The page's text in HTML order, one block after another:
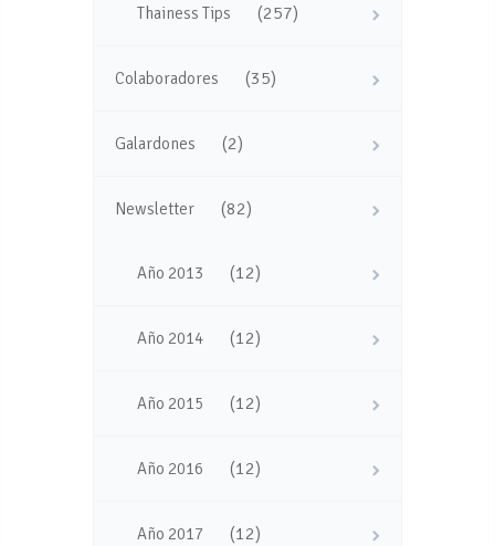
Thainess Tips (257)
Colaboradores (35)
Galardones (2)
Newsletter (82)
Año 2013 (12)
Año 2014 (12)
Año 2015 (12)
Año 2016 (12)
Año 2017 (12)